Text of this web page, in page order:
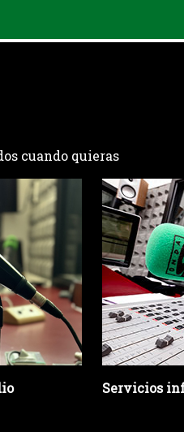
cuando quieras
Servicios